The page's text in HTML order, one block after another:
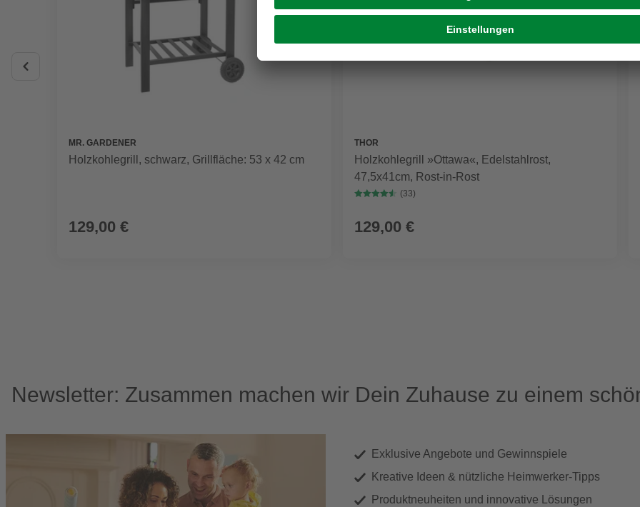
MR. GARDENER
Holzkohlegrill, schwarz, Grillfläche: 53 x 42 cm
129,00 €
THOR
Holzkohlegrill »Ottawa«, Edelstahlrost,
47,5x41cm, Rost-in-Rost
(33)
129,00 €
Newsletter: Zusammen machen wir Dein Zuhause zu einem
Exklusive Angebote und Gewinnspiele
Kreative Ideen & nützliche Heimwerker-Tipps
Produktneuheiten und innovative Lösungen